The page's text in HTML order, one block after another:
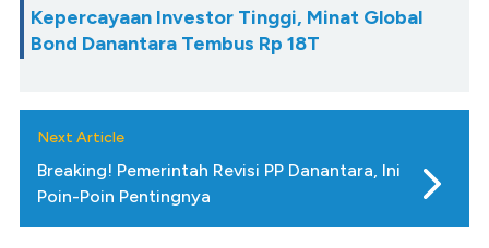
Kepercayaan Investor Tinggi, Minat Global
Bond Danantara Tembus Rp 18T
Next Article
Breaking! Pemerintah Revisi PP Danantara, Ini
Poin-Poin Pentingnya